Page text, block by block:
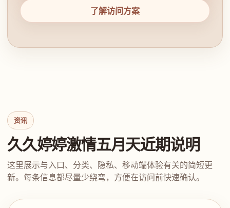
了解访问方案
资讯
久久婷婷激情五月天近期说明
这里展示与入口、分类、隐私、移动端体验有关的简短更
新。每条信息都尽量少绕弯，方便在访问前快速确认。